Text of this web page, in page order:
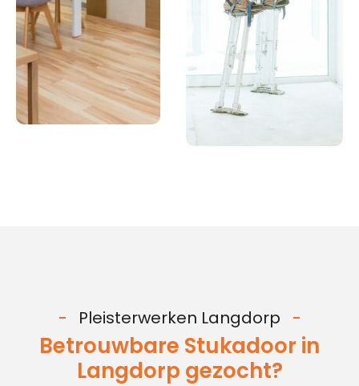
Pleisterwerken Langdorp
Betrouwbare Stukadoor in
Langdorp gezocht?